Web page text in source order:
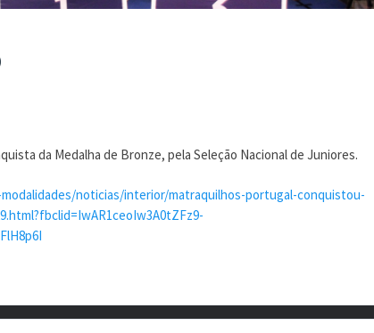
da Medalha de Bronze, pela Seleção Nacional de Juniores.
noticias/interior/matraquilhos-portugal-conquistou-